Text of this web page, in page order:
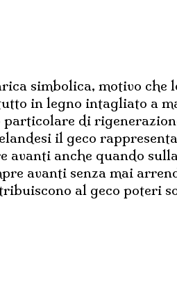
simbolica, motivo
in legno intagliato a
di
il geco
avanti anche quando
avanti senza mai
al geco poteri